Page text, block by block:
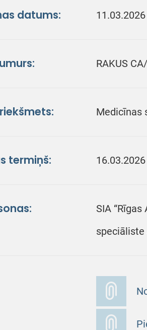
datums: 11.03.2026
RAKUS
Medicīnas
termiņš: 16.03.2026
SIA
speciāliste